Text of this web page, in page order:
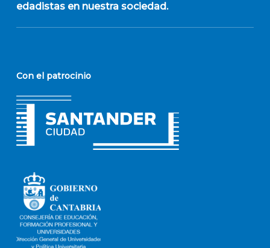
edadistas en nuestra sociedad.
Con el patrocinio